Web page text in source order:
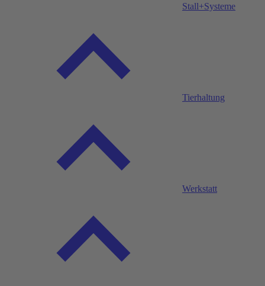
Stall+Systeme
Tierhaltung
Werkstatt